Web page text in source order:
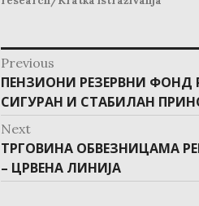
post
navigation
Previous
Previous
post:
ПЕНЗИОНИ РЕЗЕРВНИ ФОНД
СИГУРАН И СТАБИЛАН
Next
Next
post:
ТРГОВИНА ОБВЕЗНИЦАМА
– ЦРВЕНА ЛИНИЈА